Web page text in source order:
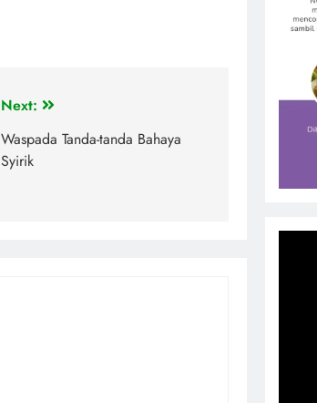
Next:
Waspada Tanda-tanda Bahaya
Syirik